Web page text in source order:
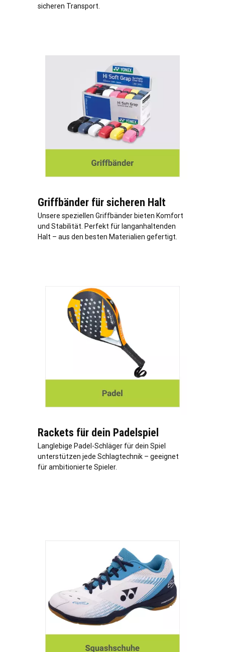
sicheren Transport.
Griffbänder für sicheren Halt
Unsere speziellen Griffbänder bieten Komfort
und Stabilität. Perfekt für langanhaltenden
Halt – aus den besten Materialien gefertigt.
Rackets für dein Padelspiel
Langlebige Padel-Schläger für dein Spiel
unterstützen jede Schlagtechnik – geeignet
für ambitionierte Spieler.